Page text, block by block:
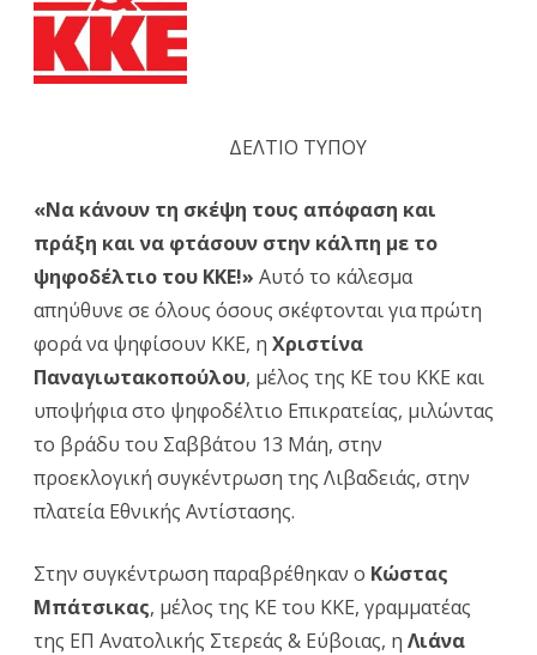
να
φτάσουν
στην
του
ΔΕΛΤΙΟ ΤΥΠΟΥ
«Να κάνουν τη σκέψη τους απόφαση και
πράξη και να φτάσουν στην κάλπη με το
ψηφοδέλτιο του ΚΚΕ!» Αυτό το κάλεσμα
απηύθυνε σε όλους όσους σκέφτονται για πρώτη
φορά να ψηφίσουν ΚΚΕ, η Χριστίνα
Παναγιωτακοπούλου, μέλος της ΚΕ του ΚΚΕ και
υποψήφια στο ψηφοδέλτιο Επικρατείας, μιλώντας
το βράδυ του Σαββάτου 13 Μάη, στην
προεκλογική συγκέντρωση της Λιβαδειάς, στην
πλατεία Εθνικής Αντίστασης.
Στην συγκέντρωση παραβρέθηκαν ο Κώστας
Μπάτσικας, μέλος της ΚΕ του ΚΚΕ, γραμματέας
της ΕΠ Ανατολικής Στερεάς & Εύβοιας, η Λιάνα